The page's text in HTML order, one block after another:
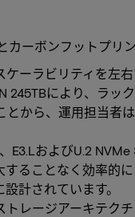
カーボンフットプリ
ーラビリティを左
により、ラッ
から、運用担当者
およびU.2
ることなく効率的
計されています。
レージアーキテク